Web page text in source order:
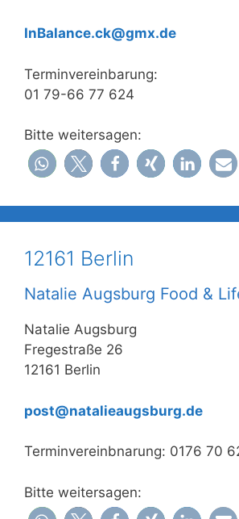
InBalance.ck@gmx.de
Terminvereinbarung:
01 79-66 77 624
Bitte weitersagen:
12161 Berlin
Natalie Augsburg Food &
Natalie Augsburg
Fregestraße 26
12161 Berlin
post@natalieaugsburg.de
Terminvereinbnarung: 0176 70
Bitte weitersagen: